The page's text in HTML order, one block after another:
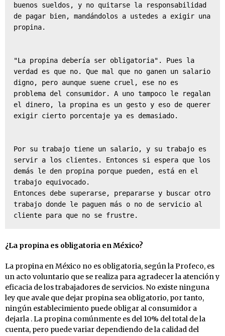
buenos sueldos, y no quitarse la responsabilidad
de pagar bien, mandándolos a ustedes a exigir una
propina.
"La propina debería ser obligatoria". Pues la
verdad es que no. Que mal que no ganen un salario
digno, pero aunque suene cruel, ese no es
problema del consumidor. A uno tampoco le regalan
el dinero, la propina es un gesto y eso de querer
exigir cierto porcentaje ya es demasiado.
Por su trabajo tiene un salario, y su trabajo es
servir a los clientes. Entonces si espera que los
demás le den propina porque pueden, está en el
trabajo equivocado.
Entonces debe superarse, prepararse y buscar otro
trabajo donde le paguen más o no de servicio al
cliente para que no se frustre.
¿La propina es obligatoria en México?
La propina en México no es obligatoria, según la Profeco, es
un acto voluntario que se realiza para agradecer la atención y
eficacia de los trabajadores de servicios. No existe ninguna
ley que avale que dejar propina sea obligatorio, por tanto,
ningún establecimiento puede obligar al consumidor a
dejarla . La propina comúnmente es del 10% del total de la
cuenta, pero puede variar dependiendo de la calidad del